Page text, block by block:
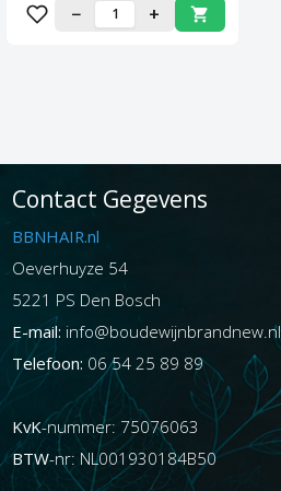
− +
Contact Gegevens
BBNHAIR.nl
Oeverhuyze 54
5221 PS Den Bosch
E-mail: info@boudewijnbrandnew.nl
Telefoon: 06 54 25 89 89
KvK-nummer: 75076063
BTW-nr: NL001930184B50